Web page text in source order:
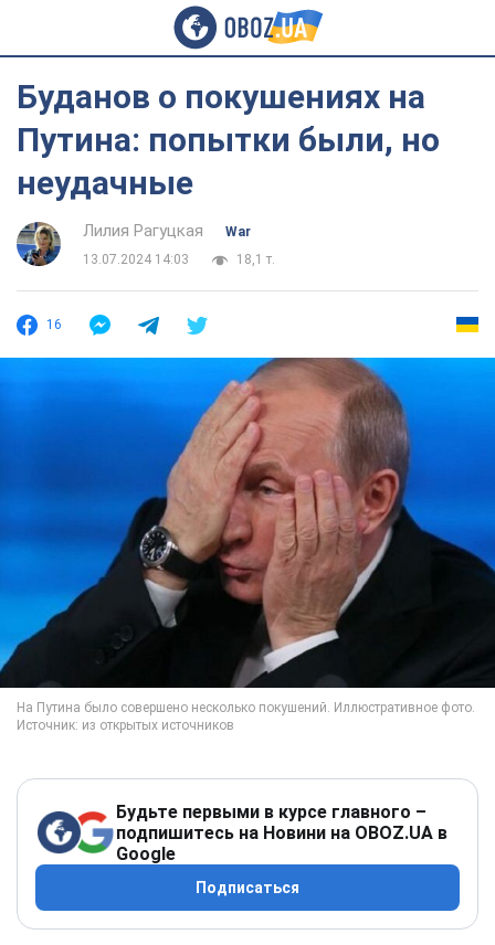
Буданов о покушениях на
Путина: попытки были, но
неудачные
Лилия Рагуцкая
War
13.07.2024 14:03
18,1 т.
16
Будьте первыми в курсе главного –
подпишитесь на Новини на OBOZ.UA в
Google
Подписаться